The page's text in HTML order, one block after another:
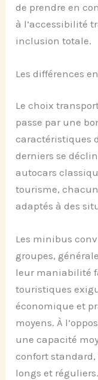
de prendre en
à l’accessibilité
inclusion totale.
Les différences
Le choix
passe par une
caractéristiques
derniers se
autocars
tourisme,
adaptés à des
Les minibus
groupes,
leur maniabilité
touristiques
économique et
moyens. À
une capacité
confort
longs et réguliers.